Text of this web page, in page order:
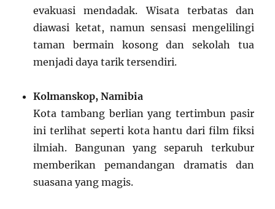
evakuasi mendadak. Wisata terbatas dan
diawasi ketat, namun sensasi mengelilingi
taman bermain kosong dan sekolah tua
menjadi daya tarik tersendiri.
Kolmanskop, Namibia
Kota tambang berlian yang tertimbun pasir
ini terlihat seperti kota hantu dari film fiksi
ilmiah. Bangunan yang separuh terkubur
memberikan pemandangan dramatis dan
suasana yang magis.